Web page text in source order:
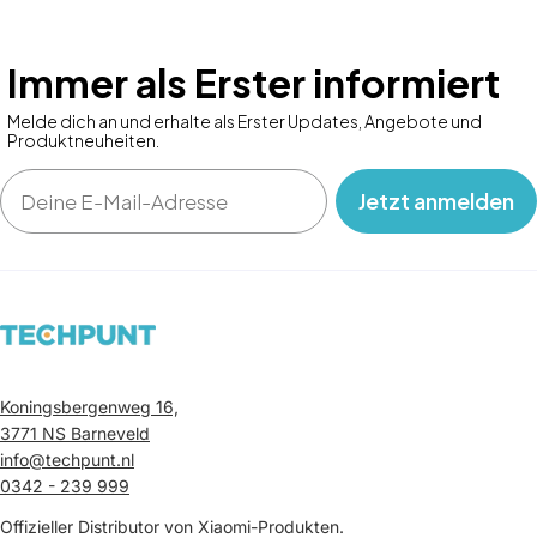
Immer als Erster informiert
Melde dich an und erhalte als Erster Updates, Angebote und
Produktneuheiten.
Email
‎ ‎ ‎ Jetzt anmelden‎ ‎ ‎ ‎
Koningsbergenweg 16,
3771 NS Barneveld
info@techpunt.nl
0342 - 239 999
Offizieller Distributor von Xiaomi-Produkten.